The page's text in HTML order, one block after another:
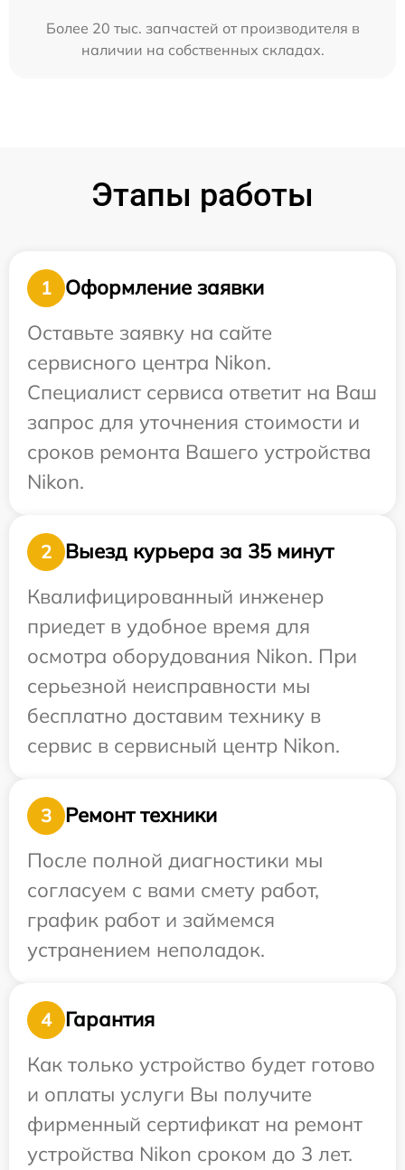
Более 20 тыс. запчастей от производителя в
наличии на собственных складах.
Этапы работы
1
Оформление заявки
Оставьте заявку на сайте
сервисного центра Nikon.
Специалист сервиса ответит на Ваш
запрос для уточнения стоимости и
сроков ремонта Вашего устройства
Nikon.
2
Выезд курьера за 35 минут
Квалифицированный инженер
приедет в удобное время для
осмотра оборудования Nikon. При
серьезной неисправности мы
бесплатно доставим технику в
сервис в сервисный центр Nikon.
3
Ремонт техники
После полной диагностики мы
согласуем с вами смету работ,
график работ и займемся
устранением неполадок.
4
Гарантия
Как только устройство будет готово
и оплаты услуги Вы получите
фирменный сертификат на ремонт
устройства Nikon сроком до 3 лет.